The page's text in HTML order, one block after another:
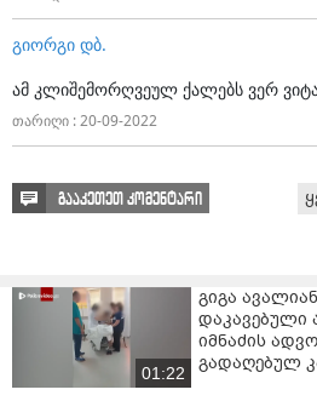
გიორგი დბ.
ამ კლიშემორღვეულ ქალებს ვერ
თარიღი : 20-09-2022
გააკეთეთ კომენტარი
01:22
გიგა
დაკავებული
იმნაძის
გადაღებულ